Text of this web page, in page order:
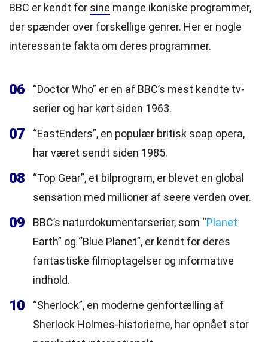
BBC er kendt for sine mange ikoniske programmer,
der spænder over forskellige genrer. Her er nogle
interessante fakta om deres programmer.
06
“Doctor Who” er en af BBC’s mest kendte tv-
serier og har kørt siden 1963.
07
“EastEnders”, en populær britisk soap opera,
har været sendt siden 1985.
08
“Top Gear”, et bilprogram, er blevet en global
sensation med millioner af seere verden over.
09 BBC’s naturdokumentarserier, som “Planet
Earth” og “Blue Planet”, er kendt for deres
fantastiske filmoptagelser og informative
indhold.
10
“Sherlock”, en moderne genfortælling af
Sherlock Holmes-historierne, har opnået stor